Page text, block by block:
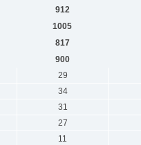
912
1005
817
900
29
34
31
27
11